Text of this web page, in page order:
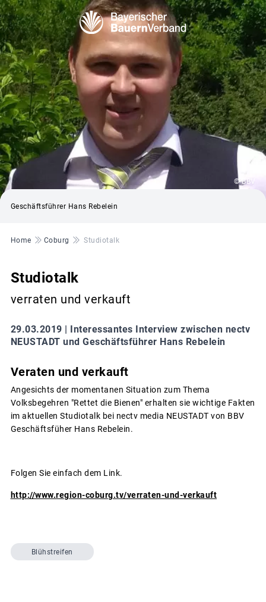
© BBV
Geschäftsführer Hans Rebelein
Pfadnavigation
Home Coburg Studiotalk
Studiotalk
verraten und verkauft
29.03.2019 |
Interessantes Interview zwischen nectv
NEUSTADT und Geschäftsführer Hans Rebelein
Veraten und verkauft
Angesichts der momentanen Situation zum Thema
Volksbegehren "Rettet die Bienen" erhalten sie wichtige Fakten
im aktuellen Studiotalk bei nectv media NEUSTADT von BBV
Geschäftsfüher Hans Rebelein.
Folgen Sie einfach dem Link.
http://www.region-coburg.tv/verraten-und-verkauft
Blühstreifen